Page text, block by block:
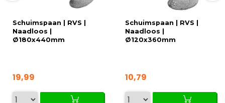
Schuimspaan | RVS |
Naadloos |
Ø180x440mm
19,99
Schuimspaan | RVS |
Naadloos |
Ø120x360mm
10,79